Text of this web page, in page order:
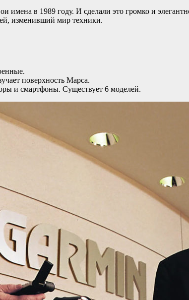
в 1989 году. И сделали это громко и
изменивший мир техники.
поверхность Марса.
и смартфоны. Существует 6 моделей.